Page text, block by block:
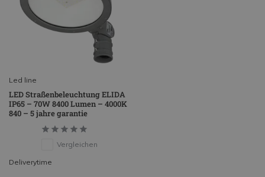
Led line
LED Straßenbeleuchtung ELIDA
IP65 – 70W 8400 Lumen – 4000K
840 – 5 jahre garantie
Vergleichen
Deliverytime